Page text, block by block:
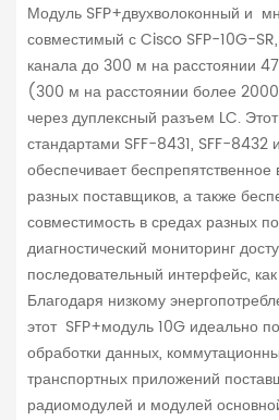
Модуль SFP+двухволоконный и
совместимый с Cisco SFP-10G-
канала до 300 м на расстоянии
(300 м на расстоянии более
через дуплексный разъем LC.
стандартами SFF-8431, SFF-8432
обеспечивает
разных поставщиков, а также
совместимость в средах разных
диагностический мониторинг
последовательный интерфейс,
Благодаря низкому
этот SFP+модуль 10G идеально
обработки данных,
транспортных приложений
радиомодулей и модулей